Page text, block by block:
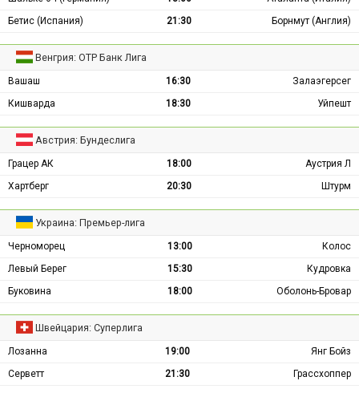
Бетис (Испания)
21:30 Борнмут (Англия)
Венгрия: ОТР Банк Лига
Вашаш 16:30
Залаэгерсег
Кишварда
18:30 Уйпешт
Австрия: Бундеслига
Грацер АК 18:00
Аустрия Л
Хартберг
20:30 Штурм
Украина: Премьер-лига
Черноморец 13:00
Колос
Левый Берег
15:30
Кудровка
Буковина
18:00 Оболонь-Бровар
Швейцария: Суперлига
Лозанна 19:00
Янг Бойз
Серветт
21:30 Грассхоппер